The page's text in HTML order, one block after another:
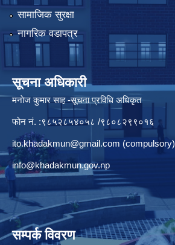
सामाजिक सुरक्षा
नागरिक वडापत्र
सूचना अधिकारी
मनाेज कुमार साह -सूचना प्रविधि अधिकृत
फोन नं. :९८५२८५४०५८ /९८०८२९९०१६
ito.khadakmun@gmail.com (compulsory)
info@khadakmun.gov.np
सम्पर्क विवरण